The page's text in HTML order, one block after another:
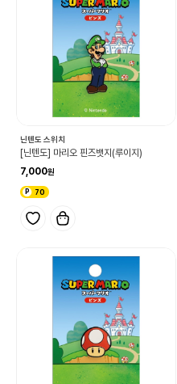
닌텐도 스위치
[닌텐도] 마리오 핀즈뱃지(루이지)
7,000
70